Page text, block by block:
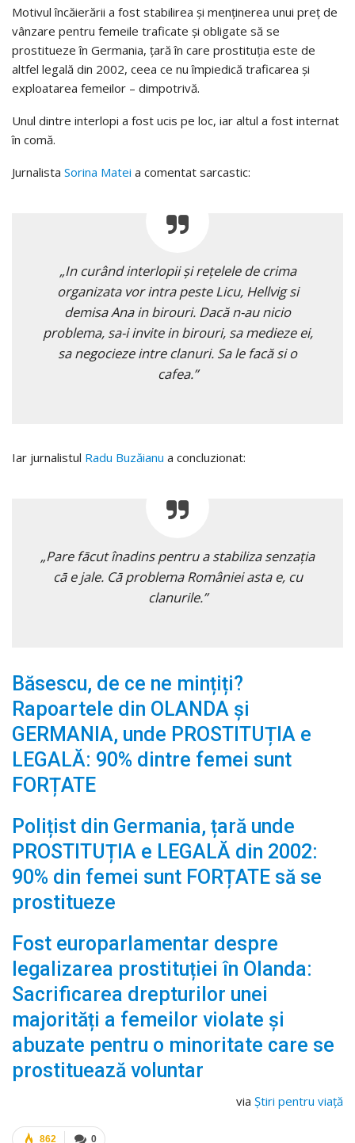
Motivul încăierării a fost stabilirea și menținerea unui preț de
vânzare pentru femeile traficate și obligate să se
prostitueze în Germania, țară în care prostituția este de
altfel legală din 2002, ceea ce nu împiedică traficarea și
exploatarea femeilor – dimpotrivă.
Unul dintre interlopi a fost ucis pe loc, iar altul a fost internat
în comă.
Jurnalista Sorina Matei a comentat sarcastic:
„In curând interlopii și rețelele de crima
organizata vor intra peste Licu, Hellvig si
demisa Ana in birouri. Dacă n-au nicio
problema, sa-i invite in birouri, sa medieze ei,
sa negocieze intre clanuri. Sa le facă si o
cafea.”
Iar jurnalistul Radu Buzăianu a concluzionat:
„Pare fācut înadins pentru a stabiliza senzația
cā e jale. Cā problema României asta e, cu
clanurile.”
Băsescu, de ce ne mințiți?
Rapoartele din OLANDA și
GERMANIA, unde PROSTITUȚIA e
LEGALĂ: 90% dintre femei sunt
FORȚATE
Polițist din Germania, țară unde
PROSTITUȚIA e LEGALĂ din 2002:
90% din femei sunt FORȚATE să se
prostitueze
Fost europarlamentar despre
legalizarea prostituției în Olanda:
Sacrificarea drepturilor unei
majorități a femeilor violate și
abuzate pentru o minoritate care se
prostituează voluntar
via Știri pentru viață
0
862